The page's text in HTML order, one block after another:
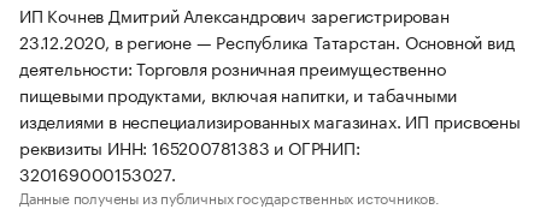
ИП Кочнев Дмитрий Александрович зарегистрирован
23.12.2020, в регионе — Республика Татарстан. Основной вид
деятельности: Торговля розничная преимущественно
пищевыми продуктами, включая напитки, и табачными
изделиями в неспециализированных магазинах. ИП присвоены
реквизиты ИНН: 165200781383 и ОГРНИП:
320169000153027.
Данные получены из публичных государственных источников.